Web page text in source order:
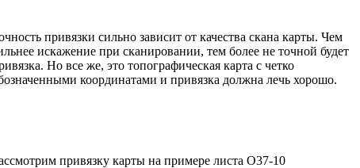
привязки сильно зависит от качества скана карты. Чем
искажение при сканировании, тем более не точной будет
Но все же, это топографическая карта с четко
координатами и привязка должна лечь хорошо.
привязку карты на примере листа О37-10